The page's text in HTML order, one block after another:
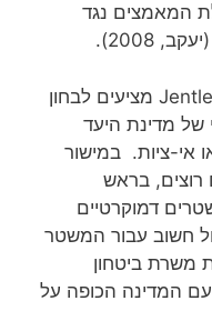
המאמצים נגד
2008).
Jentleson and Whytock (2005/06) מציעים לבחון
של מדינת היעד
אי-ציות. במישור
רוצים, בראש
דמוקרטיים
חשוב עבור המשטר
משרת ביטחון
המדינה הכופה על